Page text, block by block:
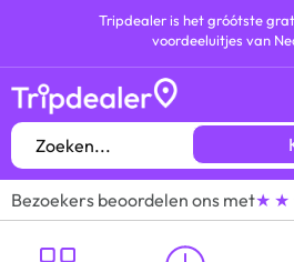
Tripdealer is het gróótste
voordeeluitjes van
Bezoekers beoordelen ons met★ ★